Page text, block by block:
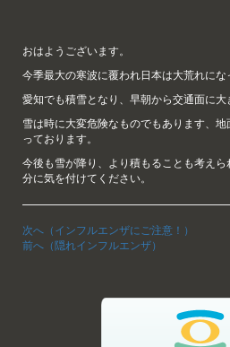
おはようございます。
今季最大の寒波に覆われ日本は大荒れにな
愛知でも積雪となり、早朝から交通面に大
雪は時に大変危険なものでもあります、
っております。
今後も雪が降り、より積もることも考え
分に気を付けてください。
次へ（インフルエンザにご注意！）
前へ（隠れインフルエンザ）